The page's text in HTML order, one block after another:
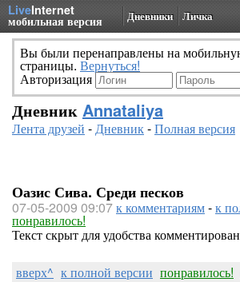
LiveInternet
мобильная версия Дневники Личка
Вы были перенаправлены на
страницы. Вернуться!
Авторизация
Дневник Annataliya
Лента друзей -Дневник-Полная версия
Оазис Сива. Среди песков
07-05-2009 09:07к комментариям-к
понравилось!
Текст скрыт для удобства
вверх^ к полной версии понравилось!